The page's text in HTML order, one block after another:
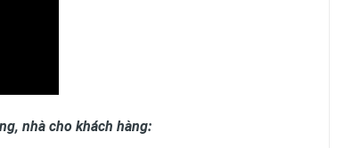
nhà cho khách hàng: